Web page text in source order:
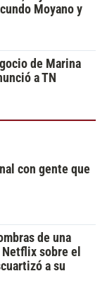
Moyano y
de Marina
a TN
con gente que
de una
sobre el
a su